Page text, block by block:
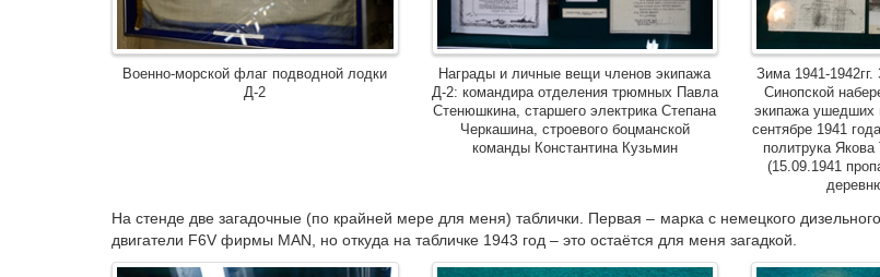
Военно-морской флаг подводной лодки
Д-2
Награды и личные вещи членов экипажа
Д-2: командира отделения трюмных Павла
Стенюшкина, старшего электрика Степана
Черкашина, строевого боцманской
команды Константина Кузьмин
Зима 1941-
Синопской
экипажа ушедших
сентябре 1941
политрука
(15.09.1941
На стенде две загадочные (по крайней мере для меня) таблички. Первая – марка с немецкого
двигатели F6V фирмы MAN, но откуда на табличке 1943 год – это остаётся для меня загадкой.